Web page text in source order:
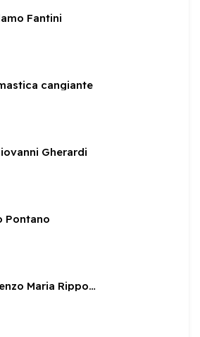
Fantini
cangiante
Gherardi
Pontano
Via Vincenzo Maria Rippo - poeta